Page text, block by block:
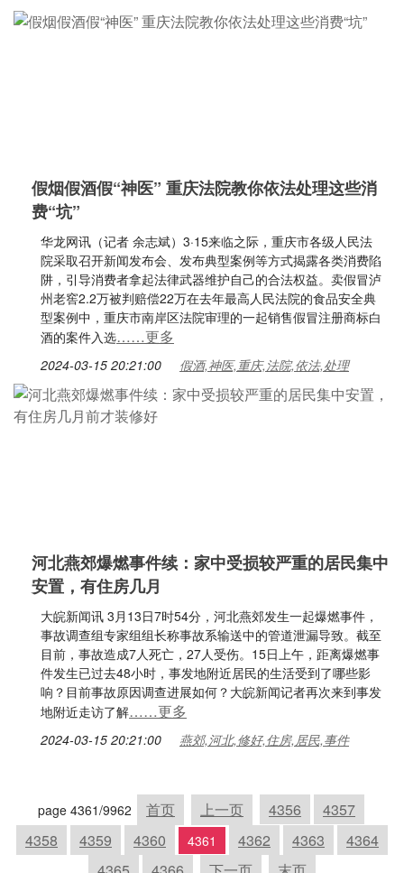
假烟假酒假“神医” 重庆法院教你依法处理这些消
费“坑”
华龙网讯（记者 余志斌）3·15来临之际，重庆市各级人民法
院采取召开新闻发布会、发布典型案例等方式揭露各类消费陷
阱，引导消费者拿起法律武器维护自己的合法权益。卖假冒泸
州老窖2.2万被判赔偿22万在去年最高人民法院的食品安全典
型案例中，重庆市南岸区法院审理的一起销售假冒注册商标白
酒的案件入选……更多
2024-03-15 20:21:00 假酒,神医,重庆,法院,依法,处理
河北燕郊爆燃事件续：家中受损较严重的居民集中
安置，有住房几月
大皖新闻讯 3月13日7时54分，河北燕郊发生一起爆燃事件，
事故调查组专家组组长称事故系输送中的管道泄漏导致。截至
目前，事故造成7人死亡，27人受伤。15日上午，距离爆燃事
件发生已过去48小时，事发地附近居民的生活受到了哪些影
响？目前事故原因调查进展如何？大皖新闻记者再次来到事发
地附近走访了解……更多
2024-03-15 20:21:00 燕郊,河北,修好,住房,居民,事件
page 4361/9962 首页 上一页 4356
4357
4358
4359 4360 4361 4362 4363
4364